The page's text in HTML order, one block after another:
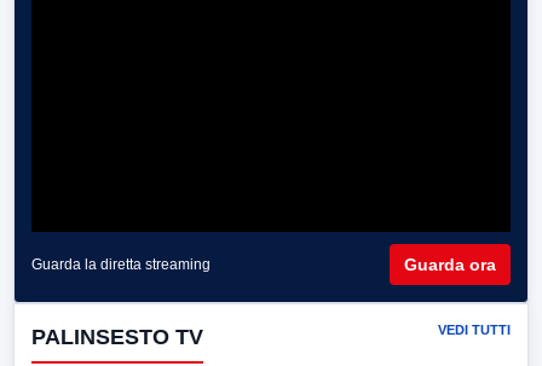
Guarda la diretta streaming Guarda ora
PALINSESTO TV VEDI TUTTI